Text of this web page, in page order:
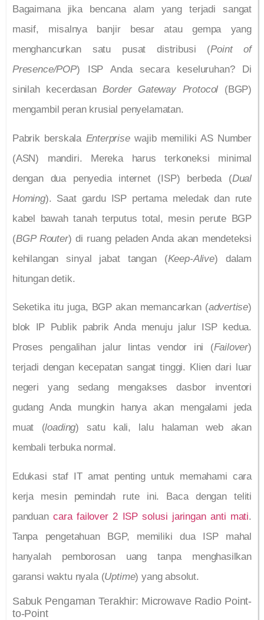
Bagaimana jika bencana alam yang terjadi sangat
masif, misalnya banjir besar atau gempa yang
menghancurkan satu pusat distribusi (Point of
Presence/POP) ISP Anda secara keseluruhan? Di
sinilah kecerdasanBorder Gateway Protocol (BGP)
mengambil peran krusial penyelamatan.
Pabrik berskala Enterprisewajib memiliki AS Number
(ASN) mandiri. Mereka harus terkoneksi minimal
dengan dua penyedia internet (ISP) berbeda (Dual
Homing). Saat gardu ISP pertama meledak dan rute
kabel bawah tanah terputus total, mesin perute BGP
(BGP Router) di ruang peladen Anda akan mendeteksi
kehilangan sinyal jabat tangan (Keep-Alive) dalam
hitungan detik.
Seketika itu juga, BGP akan memancarkan (advertise)
blok IP Publik pabrik Anda menuju jalur ISP kedua.
Proses pengalihan jalur lintas vendor ini (Failover)
terjadi dengan kecepatan sangat tinggi. Klien dari luar
negeri yang sedang mengakses dasbor inventori
gudang Anda mungkin hanya akan mengalami jeda
muat (loading) satu kali, lalu halaman web akan
kembali terbuka normal.
Edukasi staf IT amat penting untuk memahami cara
kerja mesin pemindah rute ini. Baca dengan teliti
panduancara failover 2 ISP solusi jaringan anti mati.
Tanpa pengetahuan BGP, memiliki dua ISP mahal
hanyalah pemborosan uang tanpa menghasilkan
garansi waktu nyala (Uptime) yang absolut.
Sabuk Pengaman Terakhir: Microwave Radio Point-
to-Point